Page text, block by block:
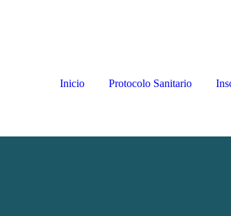
Inicio Protocolo Sanitario